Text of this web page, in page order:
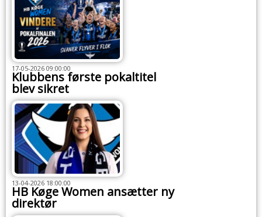
17-05-2026 09:00:00
Klubbens første pokaltitel
blev sikret
13-04-2026 18:00:00
HB Køge Women ansætter ny
direktør